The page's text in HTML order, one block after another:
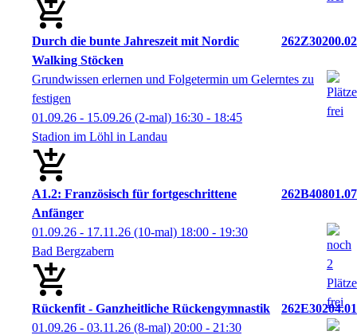
Durch die bunte Jahreszeit mit Nordic
Walking Stöcken
262Z30200.02
Grundwissen erlernen und Folgetermin um Gelerntes zu
festigen
01.09.26 - 15.09.26 (2-mal) 16:30 - 18:45
Stadion im Löhl in Landau
A1.2: Französisch für fortgeschrittene
Anfänger
262B40801.07
01.09.26 - 17.11.26 (10-mal) 18:00 - 19:30
Bad Bergzabern
Rückenfit - Ganzheitliche Rückengymnastik
262E30204.01
01.09.26 - 03.11.26 (8-mal) 20:00 - 21:30